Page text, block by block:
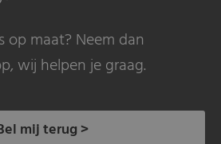
op maat? Neem dan
wij helpen je graag.
mij terug >